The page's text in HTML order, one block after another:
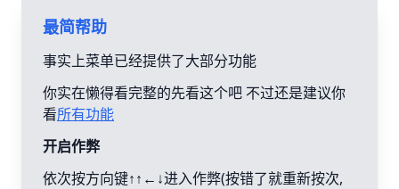
最简帮助
事实上菜单已经提供了大部分功能
你实在懒得看完整的先看这个吧 不过还是建议你
看所有功能
开启作弊
依次按方向键↑↑←↓进入作弊(按错了就重新按次,